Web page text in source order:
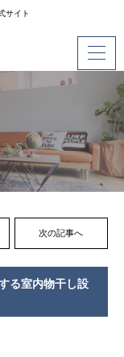
サイト
次の記事へ
る室内物干し設